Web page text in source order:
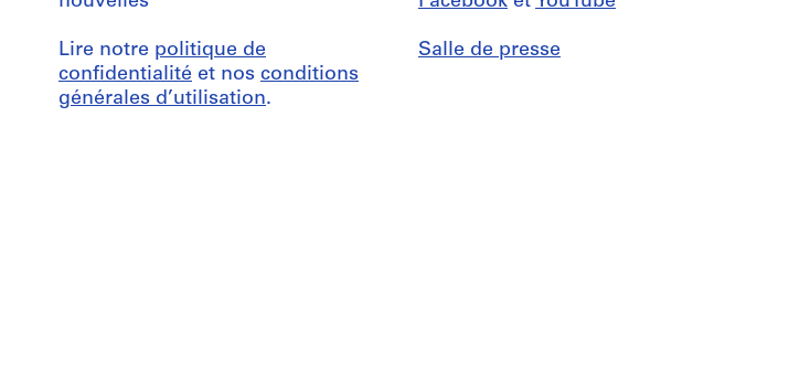
Lire notre politique de
confidentialité et nos conditions
générales d’utilisation.
Salle de presse